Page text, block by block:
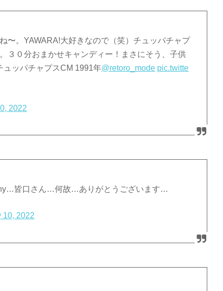
〜。YAWARA!大好きなので（笑）チュッパチャプ
３０分おまかせキャンディー！まさにそう、子供
ュッパチャプスCM 1991年@retoro_mode pic.twitte
2022
皆口さん…何故…ありがとうございます…
10, 2022